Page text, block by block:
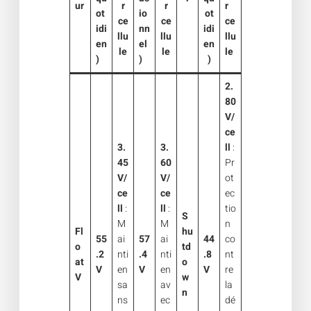
ur
ot
idi
en
)
r
ce
llu
le
io
nn
el
)
r
ce
llu
le
ot
idi
en
)
r
ce
llu
le
Fl
o
at
V
55
.2
V
3.
45
V/
ce
ll :
M
ai
nti
en
sa
ns
57
.4
V
3.
60
V/
ce
ll :
M
ai
nti
en
av
ec
S
hu
td
o
w
n
44
.8
V
2.
80
V/
ce
ll :
Pr
ot
ec
tio
n
co
nt
re
la
dé